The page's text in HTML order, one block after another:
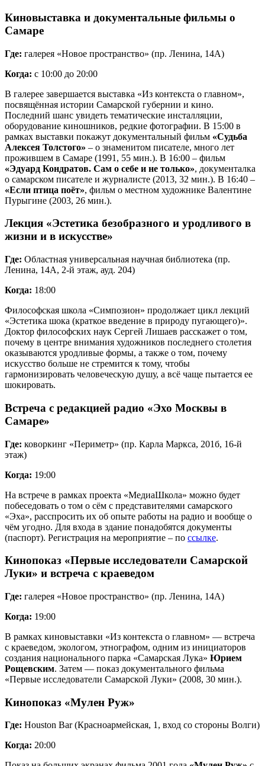
Киновыставка и документальные фильмы о
Самаре
Где: галерея «Новое пространство» (пр. Ленина, 14А)
Когда: с 10:00 до 20:00
В галерее завершается выставка «Из контекста о главном»,
посвящённая истории Самарской губернии и кино.
Последний шанс увидеть тематические инсталляции,
оборудование киношников, редкие фотографии. В 15:00 в
рамках выставки покажут документальный фильм «Судьба
Алексея Толстого» – о знаменитом писателе, много лет
прожившем в Самаре (1991, 55 мин.). В 16:00 – фильм
«Эдуард Кондратов. Сам о себе и не только», документалка
о самарском писателе и журналисте (2013, 32 мин.). В 16:40 –
«Если птица поёт», фильм о местном художнике Валентине
Пурыгине (2003, 26 мин.).
Лекция «Эстетика безобразного и уродливого в
жизни и в искусстве»
Где: Областная универсальная научная библиотека (пр.
Ленина, 14А, 2-й этаж, ауд. 204)
Когда: 18:00
Философская школа «Симпозион» продолжает цикл лекций
«Эстетика шока (краткое введение в природу пугающего)».
Доктор философских наук Сергей Лишаев расскажет о том,
почему в центре внимания художников последнего столетия
оказываются уродливые формы, а также о том, почему
искусство больше не стремится к тому, чтобы
гармонизировать человеческую душу, а всё чаще пытается ее
шокировать.
Встреча с редакцией радио «Эхо Москвы в
Самаре»
Где: коворкинг «Периметр» (пр. Карла Маркса, 201б, 16-й
этаж)
Когда: 19:00
На встрече в рамках проекта «МедиаШкола» можно будет
побеседовать о том о сём с представителями самарского
«Эха», расспросить их об опыте работы на радио и вообще о
чём угодно. Для входа в здание понадобятся документы
(паспорт). Регистрация на мероприятие – по ссылке.
Кинопоказ «Первые исследователи Самарской
Луки» и встреча с краеведом
Где: галерея «Новое пространство» (пр. Ленина, 14А)
Когда: 19:00
В рамках киновыставки «Из контекста о главном» — встреча
с краеведом, экологом, этнографом, одним из инициаторов
создания национального парка «Самарская Лука» Юрием
Рощевским. Затем — показ документального фильма
«Первые исследователи Самарской Луки» (2008, 30 мин.).
Кинопоказ «Мулен Руж»
Где: Houston Bar (Красноармейская, 1, вход со стороны Волги)
Когда: 20:00